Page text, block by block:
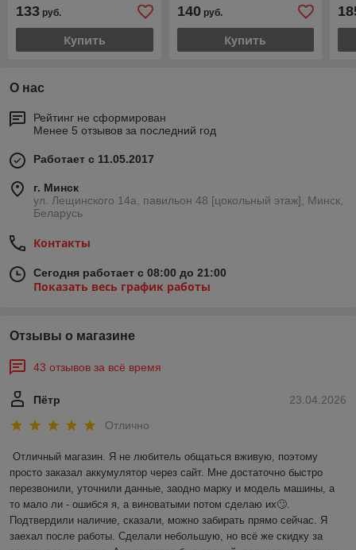
133 руб.
Купить
140руб.
Купить
О нас
Рейтинг не сформирован
Менее 5 отзывов за последний год
Работает с 11.05.2017
г. Минск
ул. Лещинского 14а, павильон 48 [цокольный этаж], Минск,
Беларусь
Контакты
Сегодня работает с 08:00 до 21:00
Показать весь график работы
Отзывы о магазине
43 отзывов за всё время
23.04.2026
Пётр
Отлично
Отличный магазин. Я не любитель общаться вживую, поэтому
просто заказал аккумулятор через сайт. Мне достаточно быстро
перезвонили, уточнили данные, заодно марку и модель машины, а
то мало ли - ошибся я, а виноватыми потом сделаю их🙄.
Подтвердили наличие, сказали, можно забирать прямо сейчас. Я
заехал после работы. Сделали небольшую, но всё же скидку за